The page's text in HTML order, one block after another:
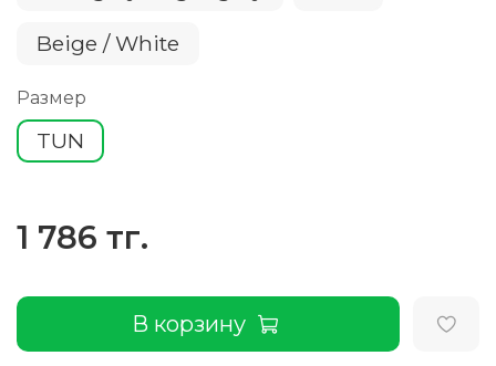
Beige / White
Размер
TUN
1 786 тг.
В корзину